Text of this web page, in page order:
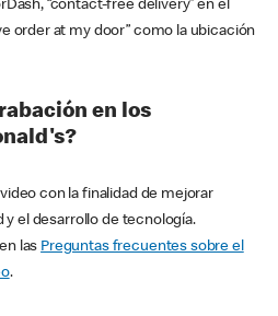
“contact-free delivery” en el
order at my door” como la ubicación
en los
con la finalidad de mejorar
y el desarrollo de tecnología.
las Preguntas frecuentes sobre el
.